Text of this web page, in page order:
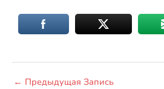
← Предыдущая Запись